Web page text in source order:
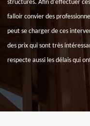
structures. Afin d'effectuer
falloir convier des
peut se charger de ces
des prix qui sont très
respecte aussi les délais qui